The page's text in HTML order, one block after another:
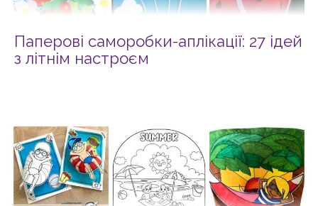
Паперові саморобки-аплікації: 27 ідей
з літнім настроєм